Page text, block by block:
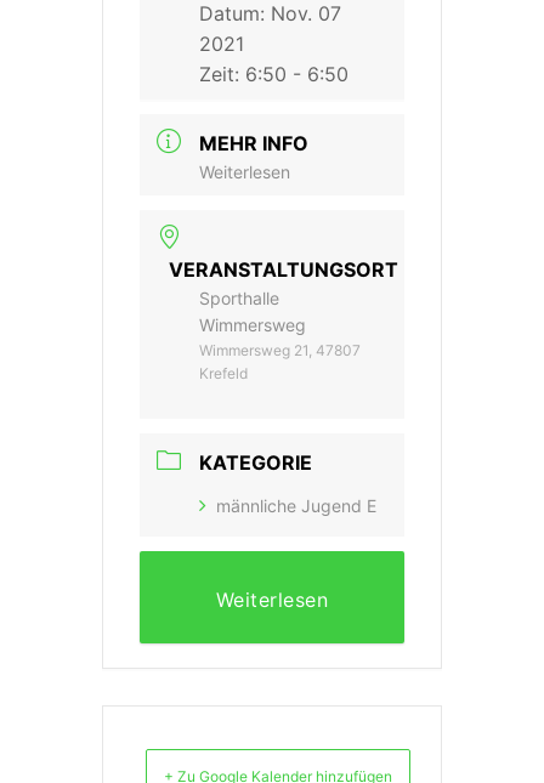
Datum: Nov. 07
2021
Zeit: 6:50 - 6:50
MEHR INFO
Weiterlesen
VERANSTALTUNGSORT
Sporthalle
Wimmersweg
Wimmersweg 21, 47807
Krefeld
KATEGORIE
männliche Jugend E
Weiterlesen
+ Zu Google Kalender hinzufügen